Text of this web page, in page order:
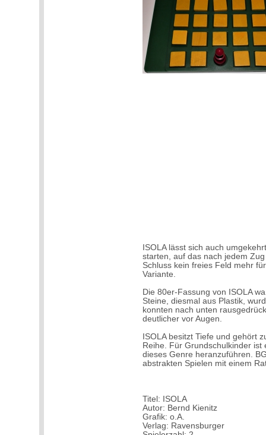
ISOLA lässt sich auch
starten, auf das nach jedem
Schluss kein freies Feld mehr
Variante.
Die 80er-Fassung von ISOLA
Steine, diesmal aus Plastik,
konnten nach unten
deutlicher vor Augen.
ISOLA besitzt Tiefe und gehört
Reihe. Für Grundschulkinder
dieses Genre heranzuführen.
abstrakten Spielen mit einem
Titel: ISOLA
Autor: Bernd Kienitz
Grafik: o.A.
Verlag: Ravensburger